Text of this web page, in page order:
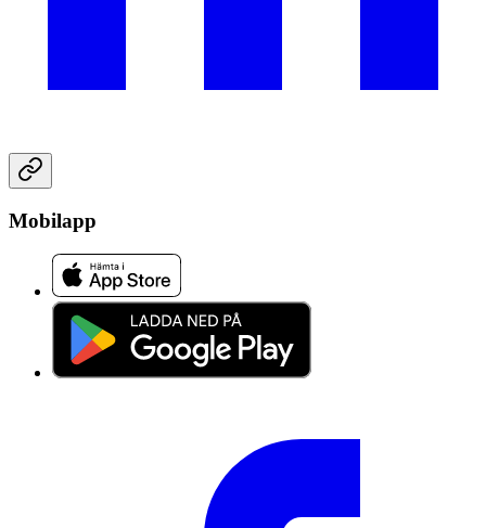
Mobilapp